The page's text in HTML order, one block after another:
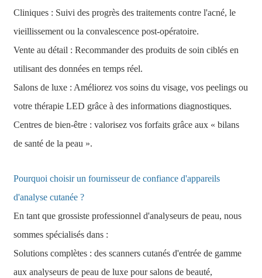
Cliniques : Suivi des progrès des traitements contre l'acné, le
vieillissement ou la convalescence post-opératoire.
Vente au détail : Recommander des produits de soin ciblés en
utilisant des données en temps réel.
Salons de luxe : Améliorez vos soins du visage, vos peelings ou
votre thérapie LED grâce à des informations diagnostiques.
Centres de bien-être : valorisez vos forfaits grâce aux « bilans
de santé de la peau ».
Pourquoi choisir un fournisseur de confiance d'appareils
d'analyse cutanée ?
En tant que grossiste professionnel d'analyseurs de peau, nous
sommes spécialisés dans :
Solutions complètes : des scanners cutanés d'entrée de gamme
aux analyseurs de peau de luxe pour salons de beauté,